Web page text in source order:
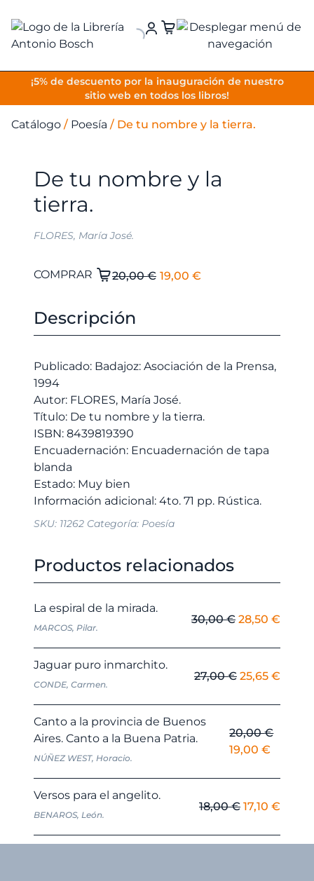
¡5% de descuento por la inauguración de nuestro
sitio web en todos los libros!
VOLVER
Catálogo / Poesía / De tu nombre y la tierra.
De tu nombre y la
tierra.
FLORES, María José.
20,00€ El
era:
19,00 €
es:
De
y
cantidad
COMPRAR
Descripción
Publicado: Badajoz: Asociación de la Prensa,
1994
Autor: FLORES, María José.
Título: De tu nombre y la tierra.
ISBN: 8439819390
Encuadernación: Encuadernación de tapa
blanda
Estado: Muy bien
SKU: 11262 Categoría: Poesía
Productos relacionados
La espiral de la mirada.
MARCOS, Pilar.
30,00€ El
original
era:
30,00 €.
28,50 €
Jaguar puro inmarchito.
CONDE, Carmen.
27,00€ El
original
era:
27,00 €.
25,65 €
Canto a la provincia de Buenos
Aires. Canto a la Buena Patria.
NÚÑEZ WEST, Horacio.
20,00€
El
original
era:
20,00 €.
19,00€
actual
es:
Versos para el angelito.
BENAROS, León.
18,00€ El
original
17,10 €